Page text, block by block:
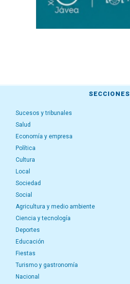
SECCIONES
Sucesos y tribunales
Salud
Economía y empresa
Política
Cultura
Local
Sociedad
Social
Agricultura y medio ambiente
Ciencia y tecnología
Deportes
Educación
Fiestas
Turismo y gastronomía
Nacional